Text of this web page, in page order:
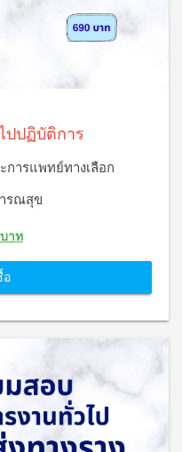
ปปฏิบัติการ
ารแพทย์ทางเลือก
รณสุข
าท
อ